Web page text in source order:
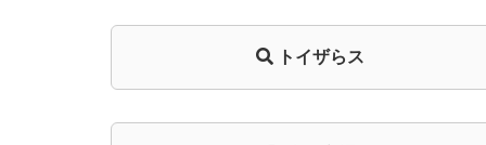
トイザらス